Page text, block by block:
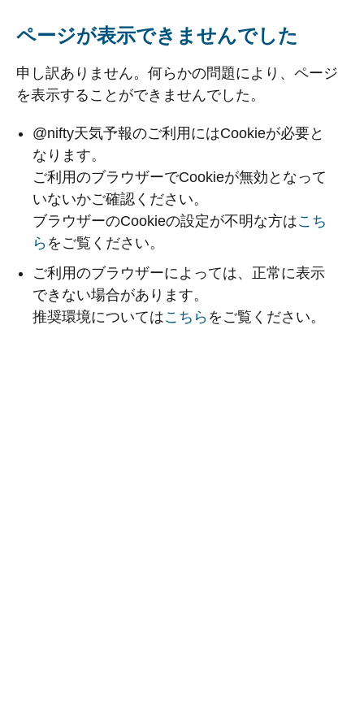
ページが表示できませんでした
申し訳ありません。何らかの問題により、ページ
を表示することができませんでした。
@nifty天気予報のご利用にはCookieが必要と
なります。
ご利用のブラウザーでCookieが無効となって
いないかご確認ください。
ブラウザーのCookieの設定が不明な方はこち
ら をご覧ください。
ご利用のブラウザーによっては、正常に表示
できない場合があります。
推奨環境についてはこちら をご覧ください。